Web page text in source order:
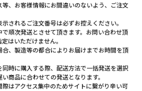
、お客様情報にお間違いのないよう、ご注文
されるご注文番号は必ずお控えください。
順次発送とさせて頂きます。お問い合わせ頂
はいただけません。
、製造等の都合によりお届けまでお時間を頂
時に購入する際、配送方法で一括発送を選択
商品に合わせての発送となります。
はアクセス集中のためサイトに繋がり辛い可